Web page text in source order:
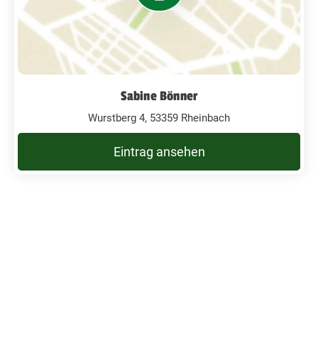
Sabine Bönner
Wurstberg 4, 53359 Rheinbach
Eintrag ansehen